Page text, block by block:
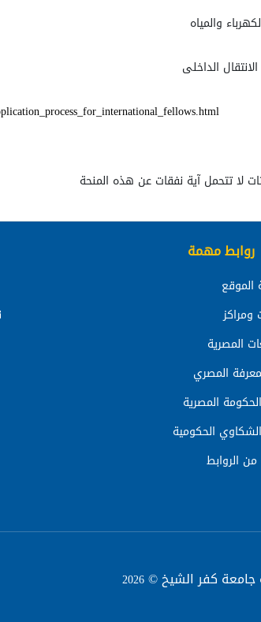
والمياه
الداخلى
لا تتحمل آية نفقات عن هذه المنحة
روابط مهمة
الموقع
ومراكز
المصرية
المصري
المصرية
الحكومية
من الروابط
جامعة كفر الشيخ ©2026